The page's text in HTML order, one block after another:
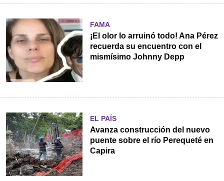
FAMA
¡El olor lo arruinó todo! Ana Pérez
recuerda su encuentro con el
mismísimo Johnny Depp
EL PAÍS
Avanza construcción del nuevo
puente sobre el río Perequeté en
Capira